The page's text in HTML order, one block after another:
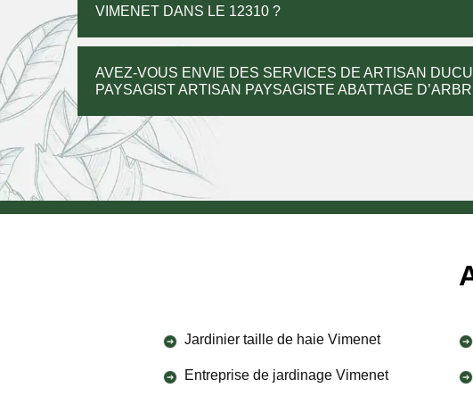
VIMENET DANS LE 12310 ?
AVEZ-VOUS ENVIE DES SERVICES DE ARTISAN
PAYSAGIST ARTISAN PAYSAGISTE ABATTAGE
Jardinier taille de haie Vimenet
Entreprise de jardinage Vimenet